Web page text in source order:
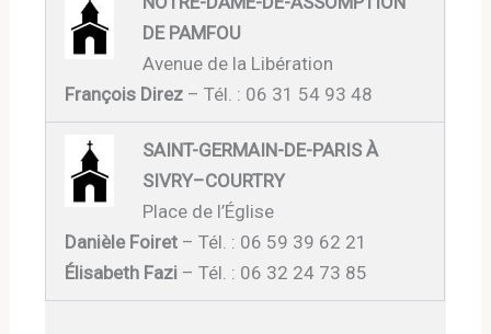
DE PAMFOU
Avenue de la Libération
François Direz – Tél. : 06 31 54 93 48
SAINT-GERMAIN-DE-PARIS À
SIVRY–COURTRY
Place de l’Église
Danièle Foiret – Tél. : 06 59 39 62 21
Élisabeth Fazi – Tél. : 06 32 24 73 85